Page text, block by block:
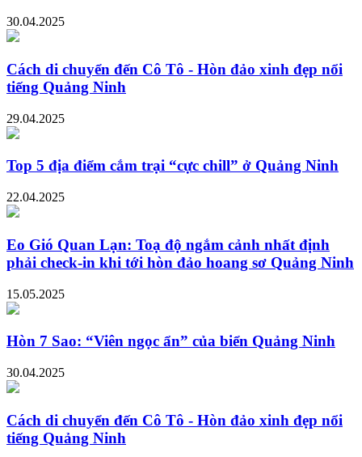
30.04.2025
Cách di chuyển đến Cô Tô - Hòn đảo xinh đẹp nổi
tiếng Quảng Ninh
29.04.2025
Top 5 địa điểm cắm trại “cực chill” ở Quảng Ninh
22.04.2025
Eo Gió Quan Lạn: Toạ độ ngắm cảnh nhất định
phải check-in khi tới hòn đảo hoang sơ Quảng Ninh
15.05.2025
Hòn 7 Sao: “Viên ngọc ẩn” của biển Quảng Ninh
30.04.2025
Cách di chuyển đến Cô Tô - Hòn đảo xinh đẹp nổi
tiếng Quảng Ninh